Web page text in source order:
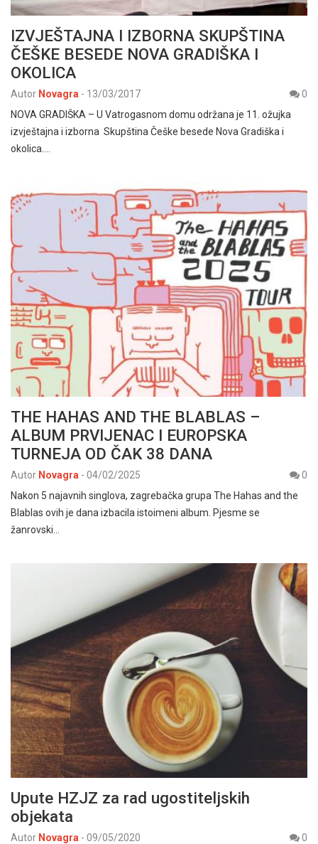
IZVJEŠTAJNA I IZBORNA SKUPŠTINA
ČEŠKE BESEDE NOVA GRADIŠKA I
OKOLICA
Autor Novagra - 13/03/2017
0
NOVA GRADIŠKA – U Vatrogasnom domu održana je 11. ožujka
izvještajna i izborna Skupština Češke besede Nova Gradiška i
okolica.…
THE HAHAS AND THE BLABLAS –
ALBUM PRVIJENAC I EUROPSKA
TURNEJA OD ČAK 38 DANA
Autor Novagra - 04/02/2025
0
Nakon 5 najavnih singlova, zagrebačka grupa The Hahas and the
Blablas ovih je dana izbacila istoimeni album. Pjesme se
žanrovski…
Upute HZJZ za rad ugostiteljskih
objekata
Autor Novagra - 09/05/2020
0